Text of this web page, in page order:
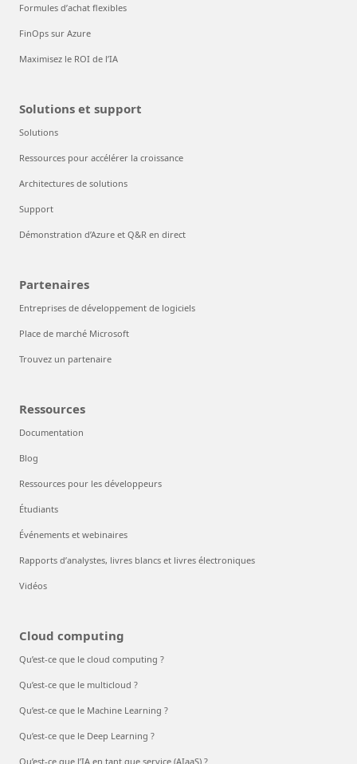
Formules d’achat flexibles
FinOps sur Azure
Maximisez le ROI de l’IA
Solutions et support
Solutions
Ressources pour accélérer la croissance
Architectures de solutions
Support
Démonstration d’Azure et Q&R en direct
Partenaires
Entreprises de développement de logiciels
Place de marché Microsoft
Trouvez un partenaire
Ressources
Documentation
Blog
Ressources pour les développeurs
Étudiants
Événements et webinaires
Rapports d’analystes, livres blancs et livres électroniques
Vidéos
Cloud computing
Qu’est-ce que le cloud computing ?
Qu’est-ce que le multicloud ?
Qu’est-ce que le Machine Learning ?
Qu’est-ce que le Deep Learning ?
Qu’est-ce que l’IA en tant que service (AIaaS) ?